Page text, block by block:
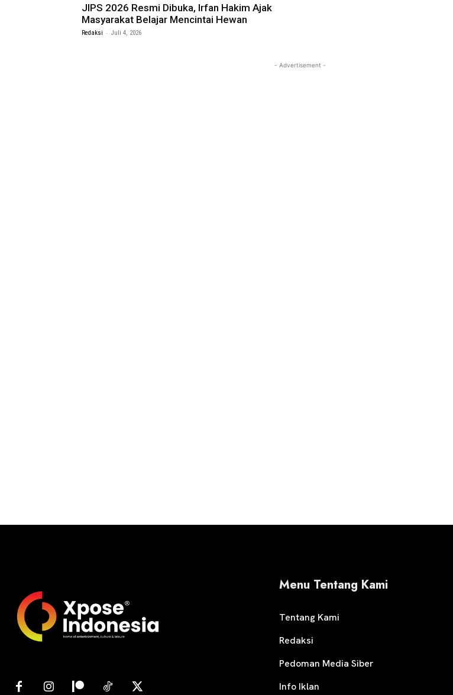
JIPS 2026 Resmi Dibuka, Irfan Hakim Ajak
Masyarakat Belajar Mencintai Hewan
Redaksi - Juli 4, 2026
- Advertisement -
Menu Tentang Kami
Tentang Kami
Redaksi
Pedoman Media Siber
Info Iklan